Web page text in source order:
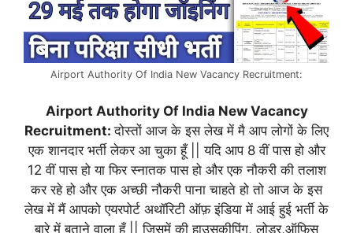
Airport Authority Of India New Vacancy Recruitment:
Airport Authority Of India New Vacancy
Recruitment:दोस्तों आज के इस लेख में मै आप लोगों के लिए
एक शानदार भर्ती लेकर आ चुका हूँ || यदि आप 8 वीं पास हो और
12 वीं पास हो या फिर स्नातक पास हो और एक नौकरी की तलाश
कर रहे हो और एक अच्छी नौकरी पाना चाहते हो तो आज के इस
लेख में मैं आपको एयरपोर्ट अथॉरिटी ऑफ़ इंडिया में आई हुई भर्ती के
बारे में बताने वाला हूँ || जिसमें की हाउसकीपिंग, लोडर,ऑफिस